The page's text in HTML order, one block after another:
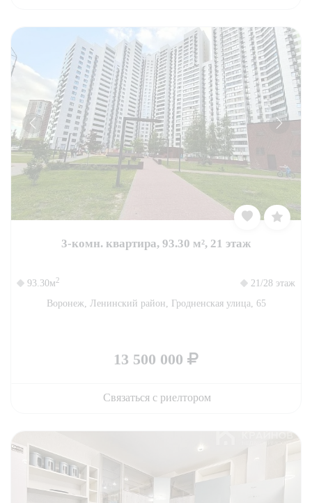
3-комн. квартира, 93.30 м², 21 этаж
93.30м2
21/28 этаж
Воронеж, Ленинский район, Гродненская улица, 65
13 500 000
Связаться с риелтором